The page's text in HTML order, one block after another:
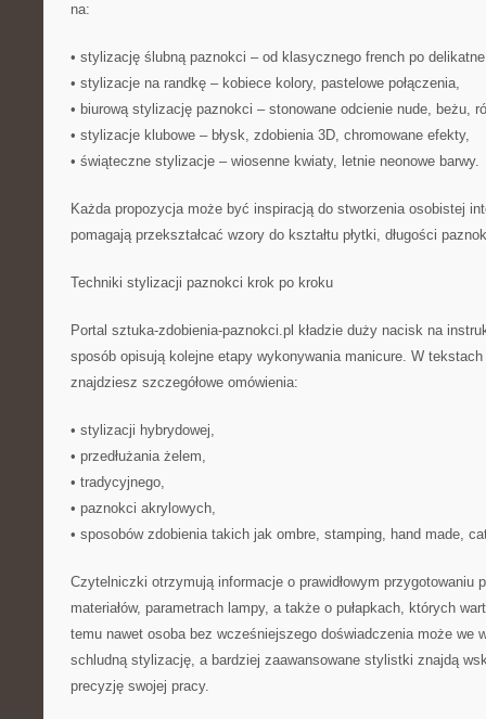
na:
• stylizację ślubną paznokci – od klasycznego french po
• stylizacje na randkę – kobiece kolory, pastelowe połączenia,
• biurową stylizację paznokci – stonowane odcienie nude, beżu,
• stylizacje klubowe – błysk, zdobienia 3D, chromowane efekty,
• świąteczne stylizacje – wiosenne kwiaty, letnie neonowe barwy.
Każda propozycja może być inspiracją do stworzenia osobistej
pomagają przekształcać wzory do kształtu płytki, długości
Techniki stylizacji paznokci krok po kroku
Portal sztuka-zdobienia-paznokci.pl kładzie duży nacisk na
sposób opisują kolejne etapy wykonywania manicure. W tekstach
znajdziesz szczegółowe omówienia:
• stylizacji hybrydowej,
• przedłużania żelem,
• tradycyjnego,
• paznokci akrylowych,
• sposobów zdobienia takich jak ombre, stamping, hand made,
Czytelniczki otrzymują informacje o prawidłowym przygotowaniu
materiałów, parametrach lampy, a także o pułapkach, których
temu nawet osoba bez wcześniejszego doświadczenia może we
schludną stylizację, a bardziej zaawansowane stylistki znajdą
precyzję swojej pracy.